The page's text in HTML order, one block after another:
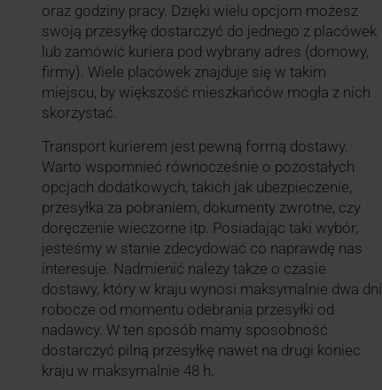
oraz godziny pracy. Dzięki wielu opcjom możesz
swoją przesyłkę dostarczyć do jednego z placówek
lub zamówić kuriera pod wybrany adres (domowy,
firmy). Wiele placówek znajduje się w takim
miejscu, by większość mieszkańców mogła z nich
skorzystać.
Transport kurierem jest pewną formą dostawy.
Warto wspomnieć równocześnie o pozostałych
opcjach dodatkowych, takich jak ubezpieczenie,
przesyłka za pobraniem, dokumenty zwrotne, czy
doręczenie wieczorne itp. Posiadając taki wybór,
jesteśmy w stanie zdecydować co naprawdę nas
interesuje. Nadmienić należy także o czasie
dostawy, który w kraju wynosi maksymalnie dwa dni
robocze od momentu odebrania przesyłki od
nadawcy. W ten sposób mamy sposobność
dostarczyć pilną przesyłkę nawet na drugi koniec
kraju w maksymalnie 48 h.